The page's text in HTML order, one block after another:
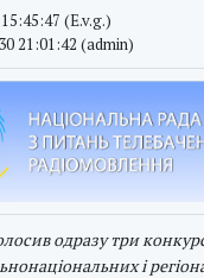
(E.v.g.)
21:01:42 (admin)
одразу три
і